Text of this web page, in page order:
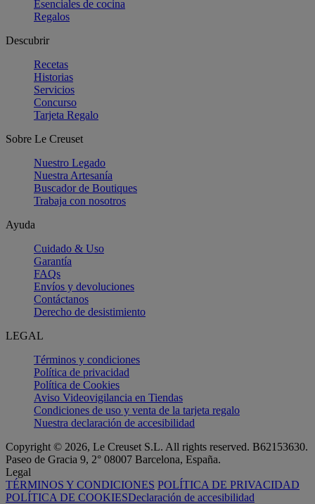
Esenciales de cocina
Regalos
Descubrir
Recetas
Historias
Servicios
Concurso
Tarjeta Regalo
Sobre Le Creuset
Nuestro Legado
Nuestra Artesanía
Buscador de Boutiques
Trabaja con nosotros
Ayuda
Cuidado & Uso
Garantía
FAQs
Envíos y devoluciones
Contáctanos
Derecho de desistimiento
LEGAL
Términos y condiciones
Política de privacidad
Política de Cookies
Aviso Videovigilancia en Tiendas
Condiciones de uso y venta de la tarjeta regalo
Nuestra declaración de accesibilidad
Copyright © 2026, Le Creuset S.L. All rights reserved. B62153630.
Paseo de Gracia 9, 2° 08007 Barcelona, España.
Legal
TÉRMINOS Y CONDICIONES POLÍTICA DE PRIVACIDAD
POLÍTICA DE COOKIESDeclaración de accesibilidad